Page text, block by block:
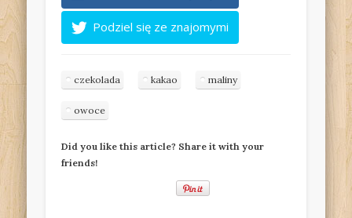
Podziel się ze znajomymi
czekolada kakao maliny
owoce
Did you like this article? Share it with your
friends!